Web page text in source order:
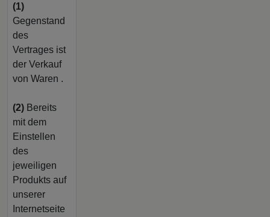
(1)
Gegenstand
des
Vertrages ist
der Verkauf
von Waren .
(2) Bereits
mit dem
Einstellen
des
jeweiligen
Produkts auf
unserer
Internetseite